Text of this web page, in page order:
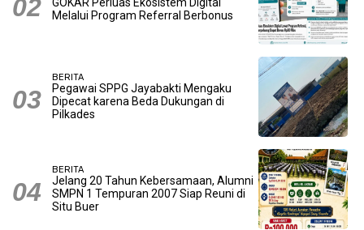
Melalui Program Referral Berbonus
BERITA
Pegawai SPPG Jayabakti Mengaku
Dipecat karena Beda Dukungan di
Pilkades
BERITA
Jelang 20 Tahun Kebersamaan, Alumni
SMPN 1 Tempuran 2007 Siap Reuni di
Situ Buer